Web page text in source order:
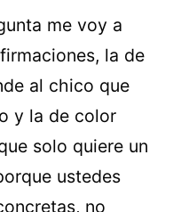
me voy a
la de
al chico que
y la de color
solo quiere un
ustedes
no